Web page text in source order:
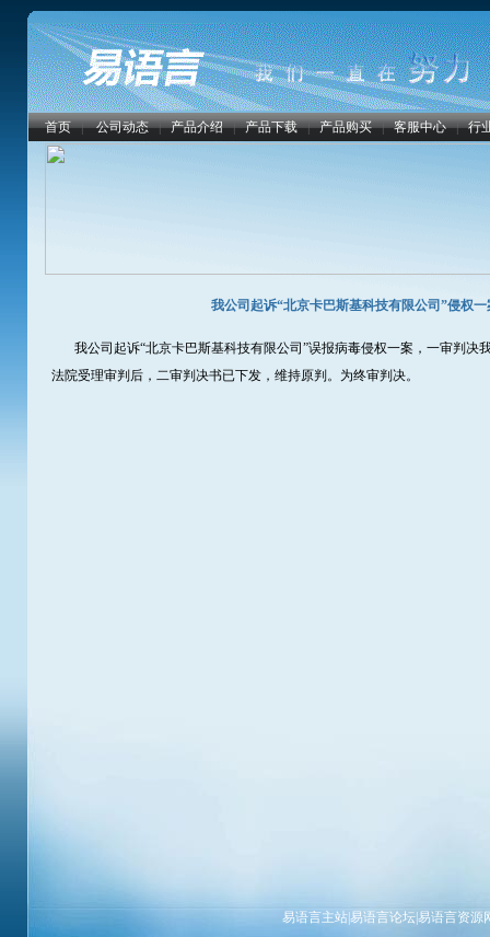
首页 | 公司动态 | 产品介绍 | 产品下载 | 产品购买 | 客服中心 | 行
我公司起诉“北京卡巴斯基科技有限公司”侵权
我公司起诉“北京卡巴斯基科技有限公司”误报病毒侵权一案，一审判决
法院受理审判后，二审判决书已下发，维持原判。为终审判决。
易语言主站 易语言论坛易语言资源